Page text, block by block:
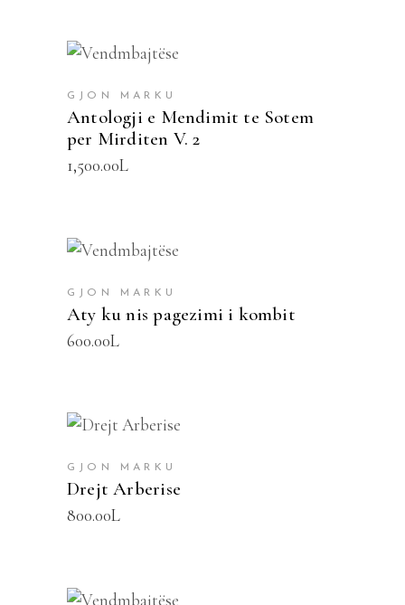
SHTOJE NË SHPORTË
GJON MARKU
Antologji e Mendimit te Sotem
per Mirditen V. 2
1,500.00L
SHTOJE NË SHPORTË
GJON MARKU
Aty ku nis pagezimi i kombit
600.00L
GJON MARKU
Drejt Arberise
800.00L